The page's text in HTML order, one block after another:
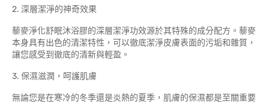
2. 深層潔淨的神奇效果
藜麥淨化舒眠沐浴膠的深層潔淨功效源於其特殊的成分配方。藜麥
本身具有出色的清潔特性，可以徹底潔淨皮膚表面的污垢和雜質，
讓您感受到徹底的清新與輕盈。
3. 保濕滋潤，呵護肌膚
無論您是在寒冷的冬季還是炎熱的夏季，肌膚的保濕都是至關重要